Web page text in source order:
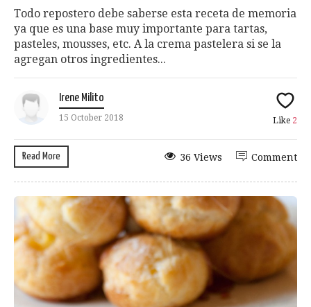
Todo repostero debe saberse esta receta de memoria
ya que es una base muy importante para tartas,
pasteles, mousses, etc. A la crema pastelera si se la
agregan otros ingredientes...
Irene Milito
15 October 2018 Like 2
Read More Comment
36 Views